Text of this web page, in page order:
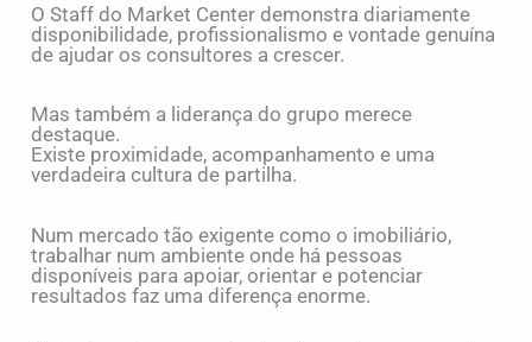
O Staff do Market Center demonstra diariamente
disponibilidade, profissionalismo e vontade genuína
de ajudar os consultores a crescer.
Mas também a liderança do grupo merece
destaque.
Existe proximidade, acompanhamento e uma
verdadeira cultura de partilha.
Num mercado tão exigente como o imobiliário,
trabalhar num ambiente onde há pessoas
disponíveis para apoiar, orientar e potenciar
resultados faz uma diferença enorme.